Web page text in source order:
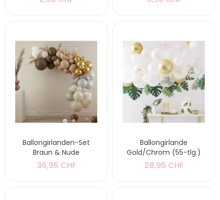
Ballongirlanden-Set
Braun & Nude
36,95 CHF
Ballongirlande
Gold/Chrom (55-tlg.)
28,95 CHF